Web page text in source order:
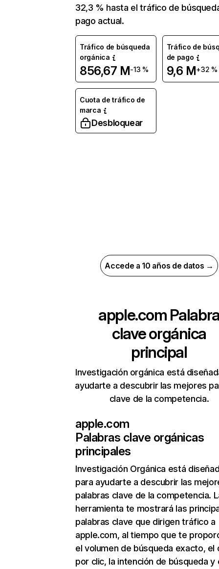
32,3 % hasta el tráfico de
pago actual.
Tráfico de búsqueda
orgánica
856,67 M-13 %
Tráfico de
de pago
9,6 M+32 %
Cuota de tráfico de
marca
Desbloquear
Accede a 10 años de datos →
apple.com
clave orgánica
principal
Investigación orgánica está
ayudarte a descubrir las mejores
clave de la competencia.
apple.com
Palabras clave orgánicas
principales
Investigación Orgánica está
para ayudarte a descubrir las
palabras clave de la competencia.
herramienta te mostrará las
palabras clave que dirigen tráfico a
apple.com, al tiempo que te
el volumen de búsqueda exacto, el
por clic, la intención de búsqueda y